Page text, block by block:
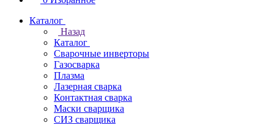
Каталог
Назад
Каталог
Сварочные инверторы
Газосварка
Плазма
Лазерная сварка
Контактная сварка
Маски сварщика
СИЗ сварщика